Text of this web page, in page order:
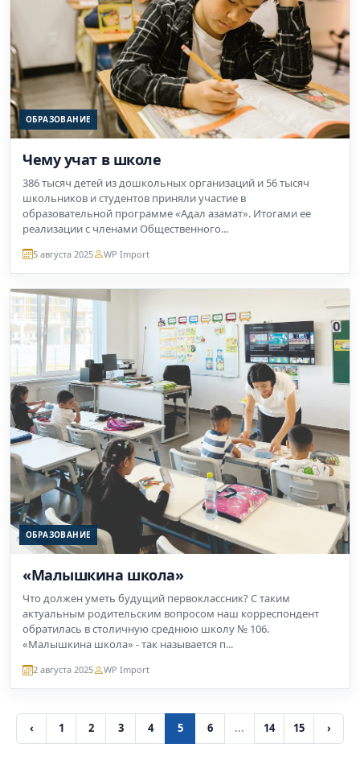
ОБРАЗОВАНИЕ
Чему учат в школе
386 тысяч детей из дошкольных организаций и 56 тысяч
школьников и студентов приняли участие в
образовательной программе «Адал азамат». Итогами ее
реализации с членами Общественного...
5 августа 2025 WP Import
ОБРАЗОВАНИЕ
«Малышкина школа»
Что должен уметь будущий первоклассник? С таким
актуальным родительским вопросом наш корреспондент
обратилась в столичную среднюю школу № 106.
«Малышкина школа» - так называется п...
2 августа 2025 WP Import
‹ 1 2 3 4 5 6 ... 14 15 ›